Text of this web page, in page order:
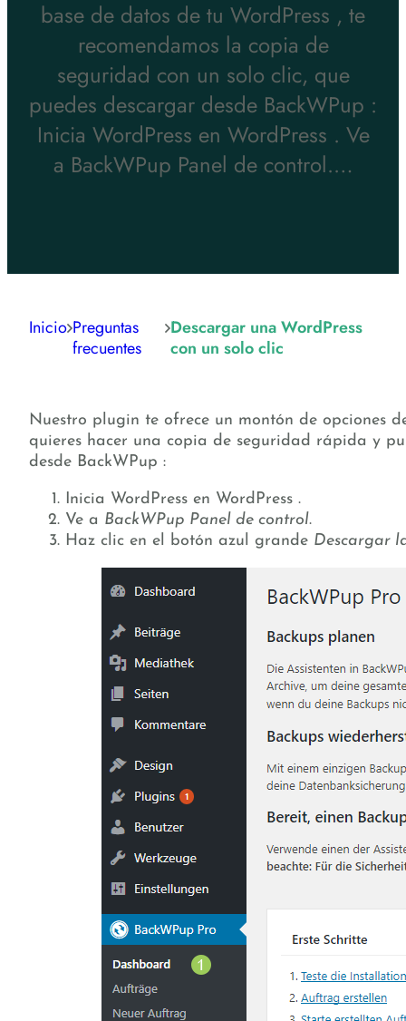
base de datos de tu WordPress , te
recomendamos la copia de
seguridad con un solo clic, que
puedes descargar desde BackWPup :
Inicia WordPress en WordPress . Ve
a BackWPup Panel de control.…
Inicio Preguntas
frecuentes
Descargar una WordPress
con un solo clic
Nuestro plugin te ofrece un montón de opciones
quieres hacer una copia de seguridad rápida y
desde BackWPup :
Inicia WordPress en WordPress .
Ve a BackWPup Panel de control.
Haz clic en el botón azul grande Descargar